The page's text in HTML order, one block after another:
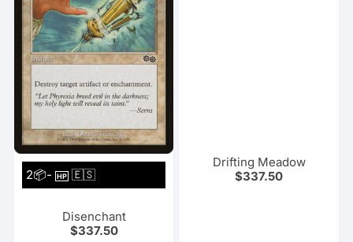
2📦-HP 🇪🇸
Disenchant
$337.50
Drifting Meadow
$337.50